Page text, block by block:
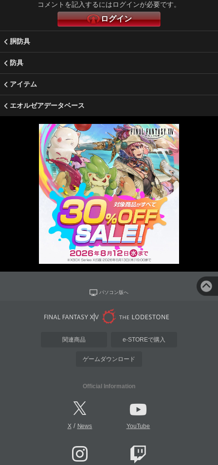
コメントを記入するにはログインが必要です。
ログイン
胴防具
防具
アイテム
エオルゼアデータベース
パソコン版へ
関連商品 e-STOREで購入
ゲームダウンロード
Official Information
X/ News YouTube